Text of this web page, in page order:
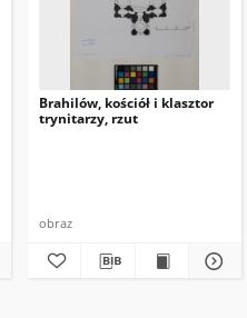
Brahilów, kościół i klasztor
trynitarzy, rzut
obraz